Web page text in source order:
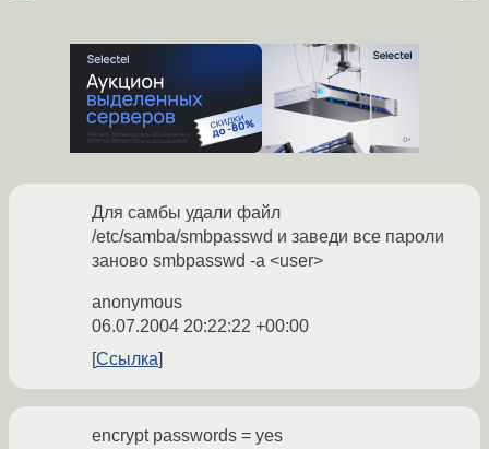
Для самбы удали файл
/etc/samba/smbpasswd и заведи все пароли
заново smbpasswd -a <user>
anonymous
06.07.2004 20:22:22 +00:00
Ссылка
encrypt passwords = yes